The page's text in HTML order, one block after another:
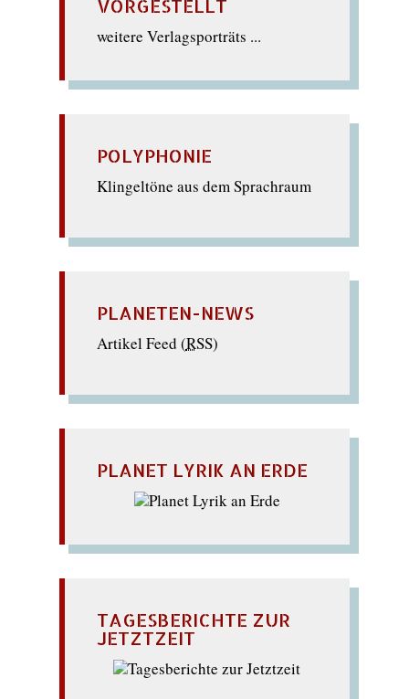
VORGESTELLT
weitere Verlagsporträts ...
POLYPHONIE
Klingeltöne aus dem Sprachraum
PLANETEN-NEWS
Artikel Feed (RSS)
PLANET LYRIK AN ERDE
TAGESBERICHTE ZUR
JETZTZEIT